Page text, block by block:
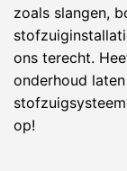
zoals slangen,
ons terecht.
onderhoud
op!